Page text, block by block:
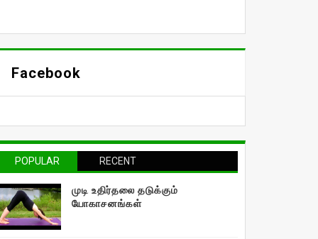
Facebook
POPULAR RECENT
முடி உதிர்தலை தடுக்கும்
யோகாசனங்கள்